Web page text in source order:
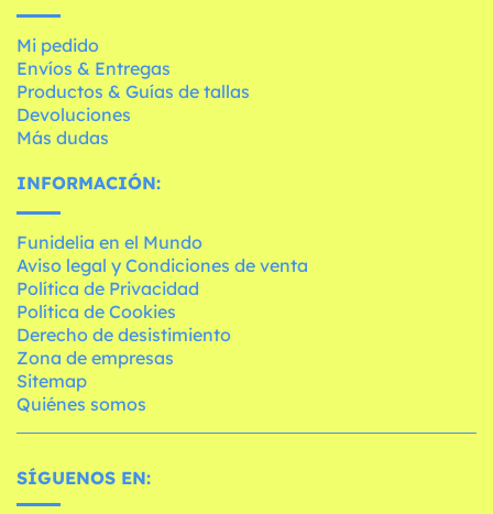
Mi pedido
Envíos & Entregas
Productos & Guías de tallas
Devoluciones
Más dudas
INFORMACIÓN:
Funidelia en el Mundo
Aviso legal y Condiciones de venta
Política de Privacidad
Política de Cookies
Derecho de desistimiento
Zona de empresas
Sitemap
Quiénes somos
SÍGUENOS EN: